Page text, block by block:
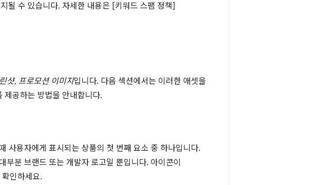
될 수 있습니다. 자세한 내용은 [키워드 스팸 정책]
샷, 프로모션 이미지입니다. 다음 섹션에서는 이러한 애셋을
제공하는 방법을 안내합니다.
사용자에게 표시되는 상품의 첫 번째 요소 중 하나입니다.
분 브랜드 또는 개발자 로고일 뿐입니다. 아이콘이
인하세요.